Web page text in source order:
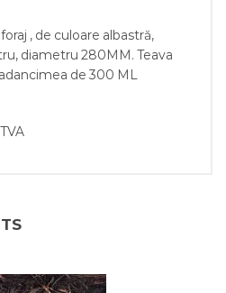
, de culoare albastră,
diametru 280MM. Teava
de 300 ML